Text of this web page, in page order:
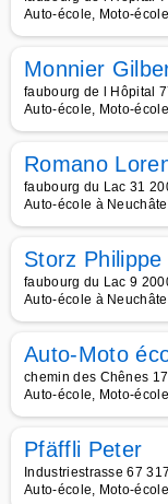
Auto-école, Moto-
Monnier
faubourg de l Hôpital
Auto-école, Moto-
Romano
faubourg du Lac 31
Auto-école à Neuchâtel
Storz Philippe
faubourg du Lac 9
Auto-école à Neuchâtel
Auto-Moto
chemin des Chênes
Auto-école, Moto-
Pfäffli Peter
Industriestrasse 67
Auto-école, Moto-